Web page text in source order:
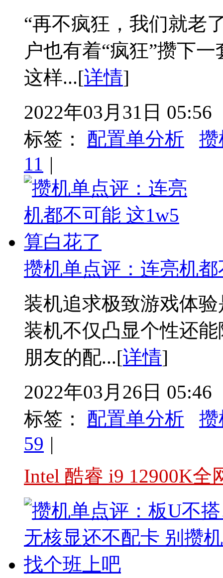
“再不疯狂，我们就老
户也有着“疯狂”攒下
这样...[详情]
2022年03月31日 05:56
标签：
配置单分析
攒
11 |
攒机单点评：连亮机
装机追求极致游戏体
装机不仅凸显个性还
朋友的配...[详情]
2022年03月26日 05:46
标签：
配置单分析
攒
59 |
Intel 酷睿 i9 12900K全